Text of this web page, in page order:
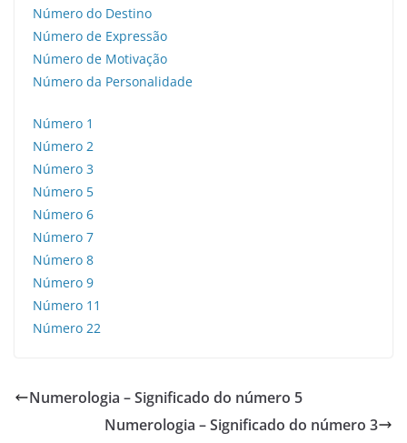
Número do Destino
Número de Expressão
Número de Motivação
Número da Personalidade
Número 1
Número 2
Número 3
Número 5
Número 6
Número 7
Número 8
Número 9
Número 11
Número 22
Numerologia – Significado do número 5
Numerologia – Significado do número 3